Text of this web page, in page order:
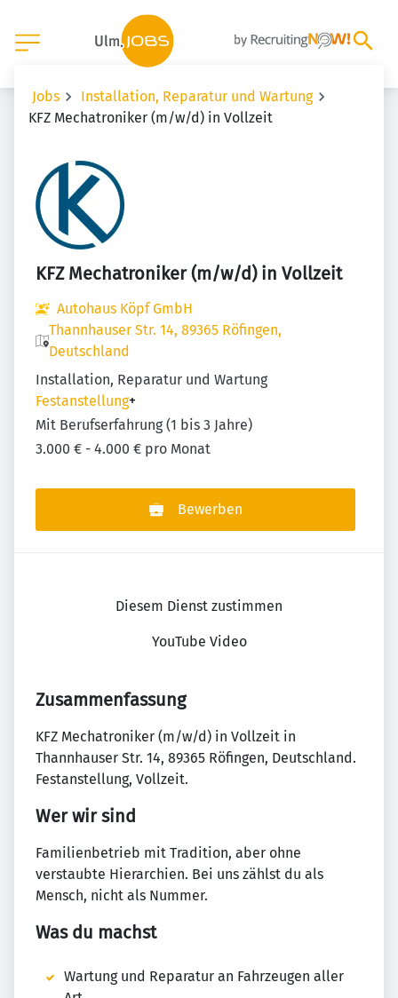
Jobs
Installation, Reparatur und Wartung
KFZ Mechatroniker (m/w/d) in Vollzeit
KFZ Mechatroniker (m/w/d) in Vollzeit
Autohaus Köpf GmbH
Thannhauser Str. 14, 89365 Röfingen,
Deutschland
Installation, Reparatur und Wartung
Festanstellung+
Mit Berufserfahrung (1 bis 3 Jahre)
3.000 € - 4.000 € pro Monat
Bewerben
Diesem Dienst zustimmen
YouTube Video
Zusammenfassung
KFZ Mechatroniker (m/w/d) in Vollzeit in
Thannhauser Str. 14, 89365 Röfingen, Deutschland.
Festanstellung, Vollzeit.
Wer wir sind
Familienbetrieb mit Tradition, aber ohne
verstaubte Hierarchien. Bei uns zählst du als
Mensch, nicht als Nummer.
Was du machst
Wartung und Reparatur an Fahrzeugen aller